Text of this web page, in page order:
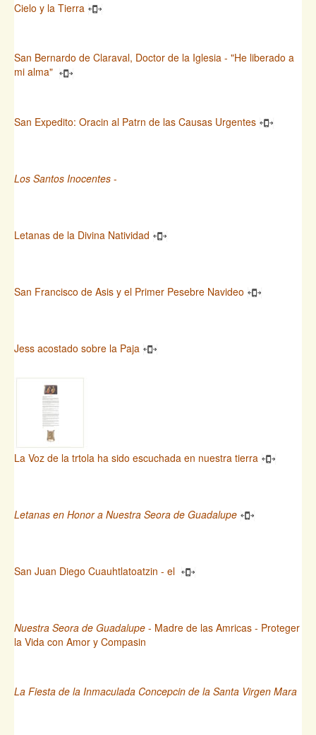
Cielo y la Tierra
San Bernardo de Claraval, Doctor de la Iglesia - "He liberado a
mi alma"
San Expedito: Oracin al Patrn de las Causas Urgentes
Los Santos Inocentes -
Letanas de la Divina Natividad
San Francisco de Asis y el Primer Pesebre Navideo
Jess acostado sobre la Paja
La Voz de la trtola ha sido escuchada en nuestra tierra
Letanas en Honor a Nuestra Seora de Guadalupe
San Juan Diego Cuauhtlatoatzin - el
Nuestra Seora de Guadalupe - Madre de las Amricas - Proteger
la Vida con Amor y Compasin
La Fiesta de la Inmaculada Concepcin de la Santa Virgen Mara